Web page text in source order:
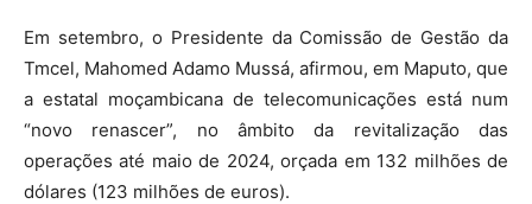
Em setembro, o Presidente da Comissão de Gestão da
Tmcel, Mahomed Adamo Mussá, afirmou, em Maputo, que
a estatal moçambicana de telecomunicações está num
“novo renascer”, no âmbito da revitalização das
operações até maio de 2024, orçada em 132 milhões de
dólares (123 milhões de euros).